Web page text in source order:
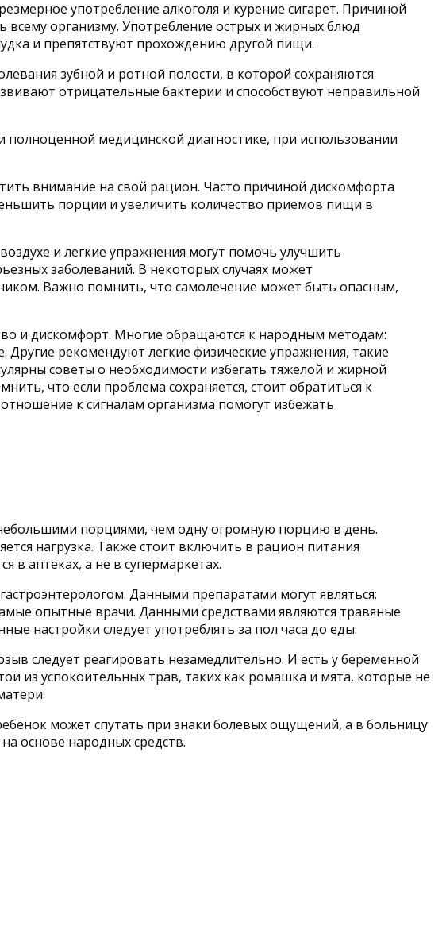
употребление алкоголя и курение сигарет. Причиной
всему организму. Употребление острых и жирных блюд
и препятствуют прохождению другой пищи.
зубной и ротной полости, в которой сохраняются
отрицательные бактерии и способствуют неправильной
медицинской диагностике, при использовании
внимание на свой рацион. Часто причиной дискомфорта
порции и увеличить количество приемов пищи в
и легкие упражнения могут помочь улучшить
заболеваний. В некоторых случаях может
Важно помнить, что самолечение может быть опасным,
и дискомфорт. Многие обращаются к народным методам:
рекомендуют легкие физические упражнения, такие
советы о необходимости избегать тяжелой и жирной
что если проблема сохраняется, стоит обратиться к
к сигналам организма помогут избежать
порциями, чем одну огромную порцию в день.
нагрузка. Также стоит включить в рацион питания
в аптеках, а не в супермаркетах.
Данными препаратами могут являться:
опытные врачи. Данными средствами являются травяные
настройки следует употреблять за пол часа до еды.
следует реагировать незамедлительно. И есть у беременной
из успокоительных трав, таких как ромашка и мята, которые не
может спутать при знаки болевых ощущений, а в больницу
основе народных средств.